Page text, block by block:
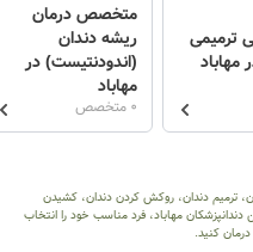
ترمیمی
مهاباد
متخصص درمان
ریشه دندان
(اندودنتیست) در
مهاباد
0 متخصص
ترمیم دندان، روکش کردن دندان، کشیدن
مهاباد، فرد مناسب خود را انتخاب
کنید.